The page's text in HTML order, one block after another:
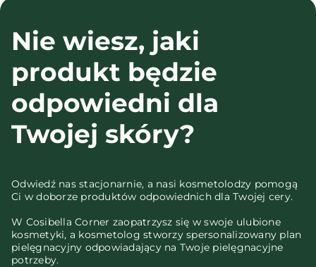
Nie wiesz, jaki
produkt będzie
odpowiedni dla
Twojej skóry?
Odwiedź nas stacjonarnie, a nasi kosmetolodzy pomogą
Ci w doborze produktów odpowiednich dla Twojej cery.
W Cosibella Corner zaopatrzysz się w swoje ulubione
kosmetyki, a kosmetolog stworzy spersonalizowany plan
pielęgnacyjny odpowiadający na Twoje pielęgnacyjne
potrzeby.